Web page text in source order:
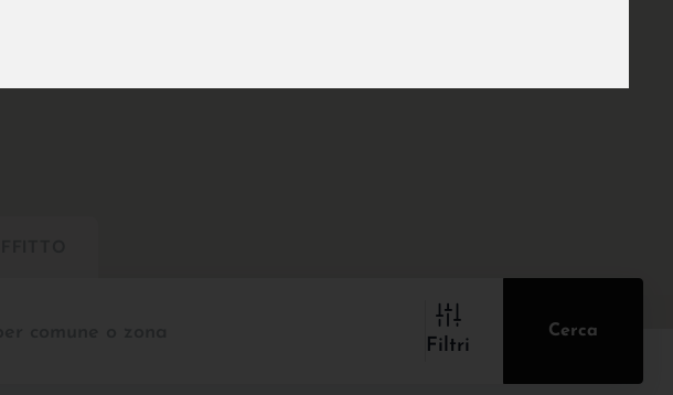
Filtri
Cerca